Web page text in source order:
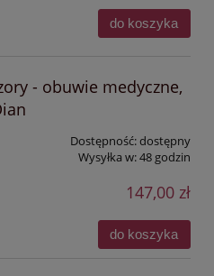
do koszyka
- obuwie medyczne,
Dostępność:dostępny
Wysyłka w:48 godzin
147,00 zł
do koszyka